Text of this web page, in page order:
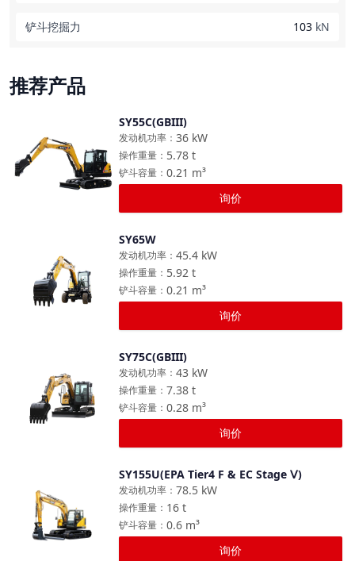
铲斗挖掘力 103 kN
推荐产品
SY55C(GBIII)
36 kW
发动机功率 ：
5.78 t
操作重量 ：
0.21 m³
铲斗容量 ：
询价
SY65W
45.4 kW
发动机功率 ：
5.92 t
操作重量 ：
0.21 m³
铲斗容量 ：
询价
SY75C(GBIII)
43 kW
发动机功率 ：
7.38 t
操作重量 ：
0.28 m³
铲斗容量 ：
询价
SY155U(EPA Tier4 F & EC Stage Ⅴ)
78.5 kW
发动机功率 ：
16 t
操作重量 ：
0.6 m³
铲斗容量 ：
询价